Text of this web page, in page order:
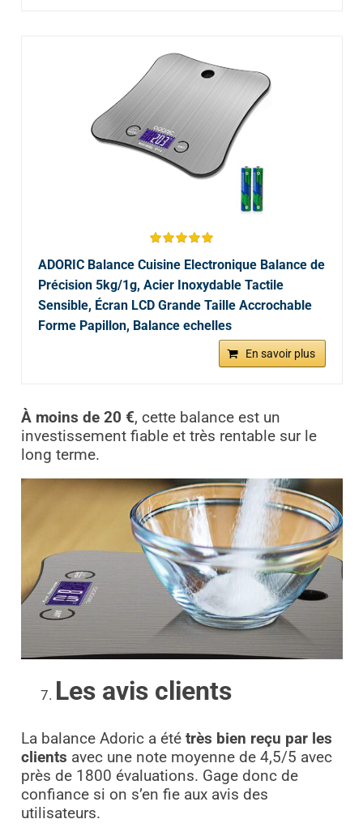
ADORIC Balance Cuisine Electronique Balance de
Précision 5kg/1g, Acier Inoxydable Tactile
Sensible, Écran LCD Grande Taille Accrochable
Forme Papillon, Balance echelles
En savoir plus
À moins de 20 €, cette balance est un
investissement fiable et très rentable sur le
long terme.
Les avis clients
La balance Adoric a été très bien reçu par les
clients avec une note moyenne de 4,5/5 avec
près de 1800 évaluations. Gage donc de
confiance si on s’en fie aux avis des
utilisateurs.